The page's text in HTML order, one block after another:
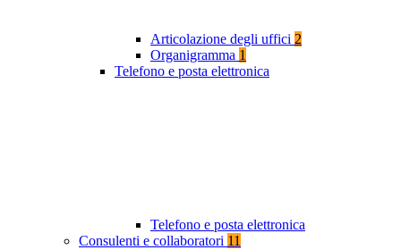
Articolazione degli uffici 2
Organigramma 1
Telefono e posta elettronica
Telefono e posta elettronica
Consulenti e collaboratori 11